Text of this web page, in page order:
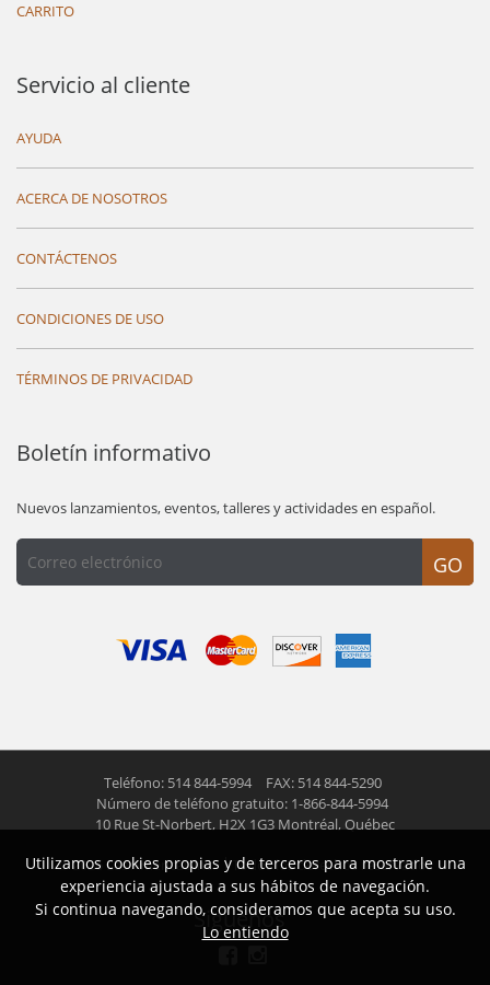
CARRITO
Servicio al cliente
AYUDA
ACERCA DE NOSOTROS
CONTÁCTENOS
CONDICIONES DE USO
TÉRMINOS DE PRIVACIDAD
Boletín informativo
Nuevos lanzamientos, eventos, talleres y actividades en español.
GO
Teléfono: 514 844-5994
FAX: 514 844-5290
Número de teléfono gratuito: 1-866-844-5994
10 Rue St-Norbert, H2X 1G3 Montréal, Québec
© 2026 Las Americas inc. Todos los derechos reservados
Siguenos
Utilizamos cookies propias y de terceros para mostrarle una
experiencia ajustada a sus hábitos de navegación.
Si continua navegando, consideramos que acepta su uso.
Lo entiendo